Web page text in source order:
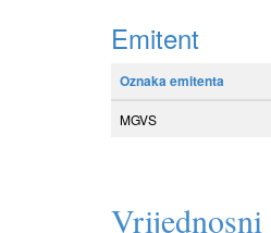
Emitent
Oznaka emitenta
MGVS
Vrijednosni